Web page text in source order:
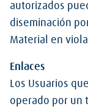
autorizados
diseminación
Material en
Enlaces
Los Usuarios
operado por un